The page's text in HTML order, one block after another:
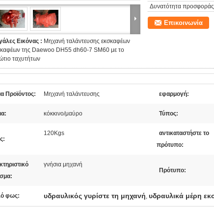
Εικόνας : Μηχανή ταλάντευσης εκσκαφέων
της Daewoo DH55 dh60-7 SM60 με το
ταχυτήτων
Δυνατότητα
Επικοινωνία
Προϊόντος: Μηχανή ταλάντευσης εφαρμογή:
κόκκινο/μαύρο Τύπος:
120Kgs
αντικαταστήστε το
πρότυπο:
γνήσια μηχανή
Πρότυπο:
φως: υδραυλικός γυρίστε τη μηχανή, υδραυλικά μέρη